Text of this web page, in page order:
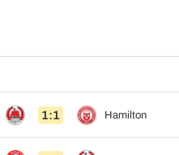
1:1 Hamilton